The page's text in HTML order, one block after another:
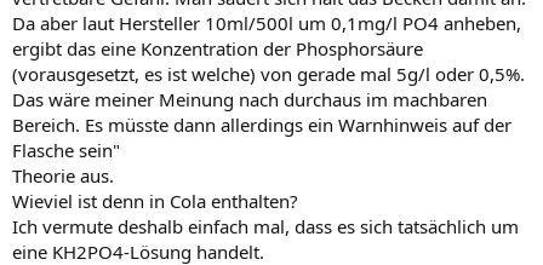
Da aber laut Hersteller 10ml/500l um 0,1mg/l PO4 anheben,
ergibt das eine Konzentration der Phosphorsäure
(vorausgesetzt, es ist welche) von gerade mal 5g/l oder 0,5%.
Das wäre meiner Meinung nach durchaus im machbaren
Bereich. Es müsste dann allerdings ein Warnhinweis auf der
Flasche sein"
Theorie aus.
Wieviel ist denn in Cola enthalten?
Ich vermute deshalb einfach mal, dass es sich tatsächlich um
eine KH2PO4-Lösung handelt.